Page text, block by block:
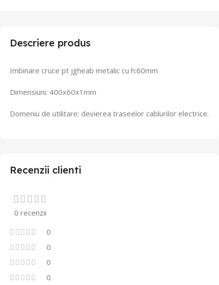
Descriere produs
Imbinare cruce pt jgheab metalic cu h:60mm
Dimensiuni: 400x60x1mm
Domeniu de utilitare: devierea traseelor cablurilor electrice.
Recenzii clienti
0 recenzii
0
0
0
0